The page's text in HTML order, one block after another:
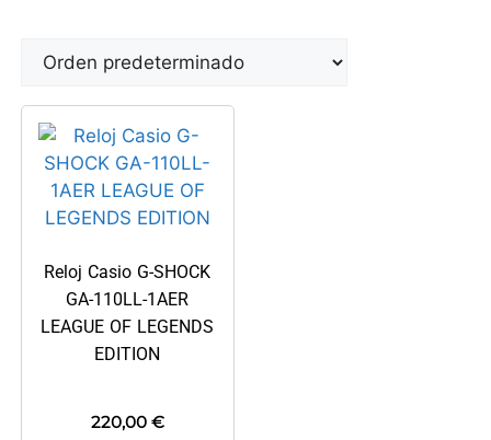
Reloj Casio G-SHOCK
GA-110LL-1AER
LEAGUE OF LEGENDS
EDITION
220,00 €